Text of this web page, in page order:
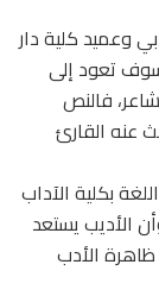
وعميد كلية دار
تعود إلى
فالنص
عنه القارئ
بكلية الآداب
الأديب يستعد
الأدب